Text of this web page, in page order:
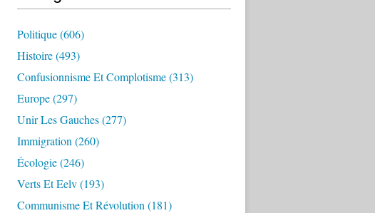
Politique(606)
Histoire(493)
Confusionnisme Et Complotisme(313)
Europe(297)
Unir Les Gauches(277)
Immigration (260)
Écologie(246)
Verts Et Eelv(193)
Communisme Et Révolution (181)